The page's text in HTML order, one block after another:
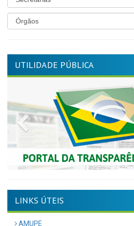
UTILIDADE PÚBLICA
Previous
LINKS ÚTEIS
AMUPE